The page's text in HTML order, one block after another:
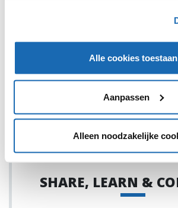
Alle cookies toestaan
Aanpassen
Alleen noodzakelijke
Vandaag bespreken we de RFID case
For Men met Bert Oosterom van Only
Lucas Luyckx van Resatec.
1
SHARE, LEARN &